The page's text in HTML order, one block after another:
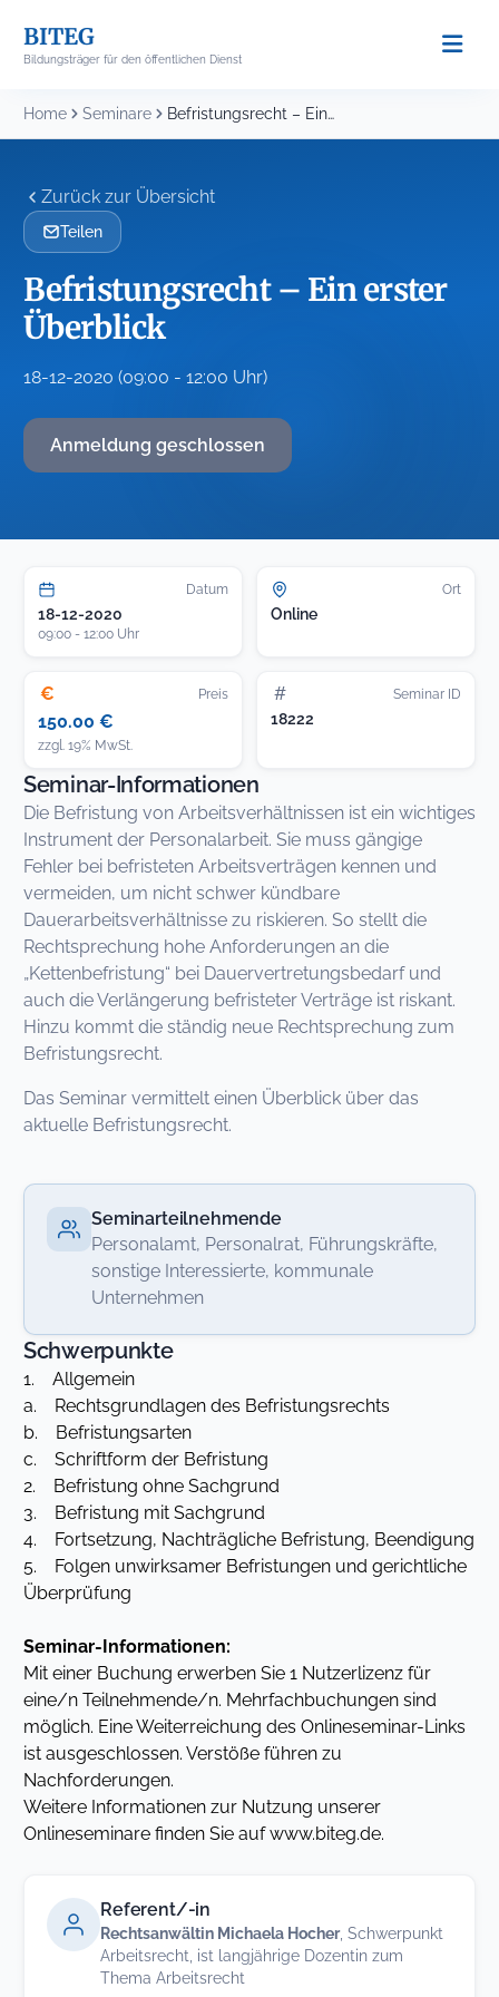
content
BITEG
Bildungsträger für den öffentlichen Dienst
Home Seminare Befristungsrecht – Ein erster Überblick
Zurück zur Übersicht
Teilen
Befristungsrecht – Ein erster
Überblick
18-12-2020 (09:00 - 12:00 Uhr)
Anmeldung geschlossen
Datum
18-12-2020
09:00 - 12:00 Uhr
Ort
Online
€ Preis
150.00 €
zzgl. 19% MwSt.
# Seminar ID
18222
Seminar-Informationen
Die Befristung von Arbeitsverhältnissen ist ein wichtiges
Instrument der Personalarbeit. Sie muss gängige
Fehler bei befristeten Arbeitsverträgen kennen und
vermeiden, um nicht schwer kündbare
Dauerarbeitsverhältnisse zu riskieren. So stellt die
Rechtsprechung hohe Anforderungen an die
„Kettenbefristung“ bei Dauervertretungsbedarf und
auch die Verlängerung befristeter Verträge ist riskant.
Hinzu kommt die ständig neue Rechtsprechung zum
Befristungsrecht.
Das Seminar vermittelt einen Überblick über das
aktuelle Befristungsrecht.
Seminarteilnehmende
Personalamt, Personalrat, Führungskräfte,
sonstige Interessierte, kommunale
Unternehmen
Schwerpunkte
1. Allgemein
a. Rechtsgrundlagen des Befristungsrechts
b. Befristungsarten
c. Schriftform der Befristung
2. Befristung ohne Sachgrund
3. Befristung mit Sachgrund
4. Fortsetzung, Nachträgliche Befristung, Beendigung
5. Folgen unwirksamer Befristungen und gerichtliche
Überprüfung
Seminar-Informationen:
Mit einer Buchung erwerben Sie 1 Nutzerlizenz für
eine/n Teilnehmende/n. Mehrfachbuchungen sind
möglich. Eine Weiterreichung des Onlineseminar-Links
ist ausgeschlossen. Verstöße führen zu
Nachforderungen.
Weitere Informationen zur Nutzung unserer
Onlineseminare finden Sie auf www.biteg.de.
Referent/-in
Rechtsanwältin Michaela Hocher, Schwerpunkt
Arbeitsrecht, ist langjährige Dozentin zum
Thema Arbeitsrecht